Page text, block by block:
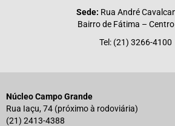
Sede: Rua André
Bairro de Fátima –
Tel: (21) 3266-4100
Núcleo Campo Grande
Rua Iaçu, 74 (próximo à rodoviária)
(21) 2413-4388